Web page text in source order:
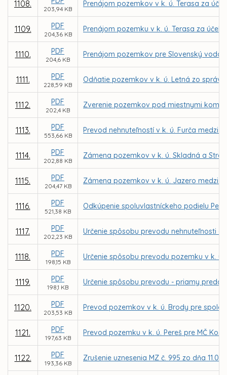
1108.
203,94 KB
Prenájom pozemkov v k. ú. Terasa za
1109. PDF
204,36 KB
Prenájom pozemku v k. ú. Terasa za
1110. PDF
204,6 KB
Prenájom pozemkov pre Slovenský
1111. PDF
228,59 KB
Odňatie pozemkov v k. ú. Letná zo
1112. PDF
202,4 KB
Zverenie pozemkov pod miestnymi
1113. PDF
553,66 KB
Prevod nehnuteľností v k. ú. Furča medzi
1114. PDF
202,88 KB
Zámena pozemkov v k. ú. Skladná a
1115. PDF
204,47 KB
Zámena pozemkov v k. ú. Jazero medzi
1116. PDF
521,38 KB
Odkúpenie spoluvlastníckeho podielu
1117. PDF
202,23 KB
Určenie spôsobu prevodu nehnuteľnosti -
1118. PDF
198,15 KB
Určenie spôsobu prevodu pozemku v k.
1119. PDF
198,1 KB
Určenie spôsobu prevodu - priamy predaj
1120. PDF
203,53 KB
Prevod pozemkov v k. ú. Brody pre
1121. PDF
197,63 KB
Prevod pozemku v k. ú. Pereš pre MČ
1122. PDF
193,36 KB
Zrušenie uznesenia MZ č. 995 zo dňa